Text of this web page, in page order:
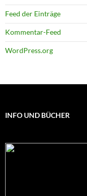
Feed der Einträge
Kommentar-Feed
WordPress.org
INFO UND BÜCHER